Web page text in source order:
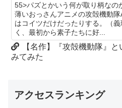
55>パズとかいう何が取り柄なの
薄いおっさんアニメの攻殻機動
はコイツだけだったりする。（
く、最初から素子たちに好...
【名作】『攻殻機動隊』
みてみた
アクセスランキング